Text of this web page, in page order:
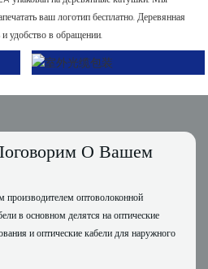
ваш логотип бесплатно. Деревянная
и удобство в обращении.
О Вашем
оптоволоконной
в основном делятся на оптические
и оптические кабели для наружного